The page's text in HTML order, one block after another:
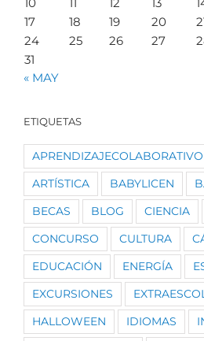
17
18 19 20
24
25 26 27
31
« MAY
ETIQUETAS
APRENDIZAJECOLABORATIVO
ARTÍSTICA BABYLICEN
BECAS BLOG CIENCIA
CONCURSO CULTURA
EDUCACIÓN ENERGÍA
EXCURSIONES
HALLOWEEN IDIOMAS